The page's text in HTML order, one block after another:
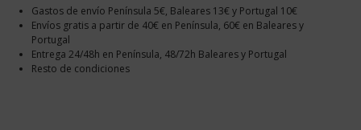
Gastos de envío Península 5€, Baleares 13€ y Portugal 10€
Envíos gratis a partir de 40€ en Península, 60€ en Baleares y
Portugal
Entrega 24/48h en Península, 48/72h Baleares y Portugal
Resto de condiciones